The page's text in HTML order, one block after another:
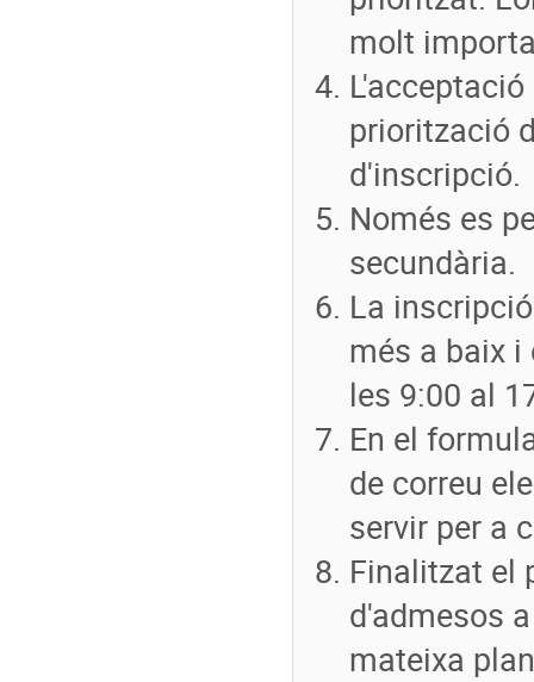
molt
priorització
d'inscripció.
Només es
secundària.
La
més a baix i
les 9:00 al
En el
de correu
servir per a
Finalitzat el
d'admesos
mateixa